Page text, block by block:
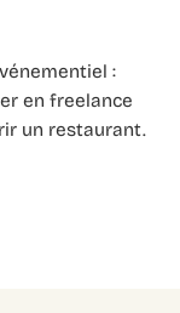
:
en freelance
un restaurant.